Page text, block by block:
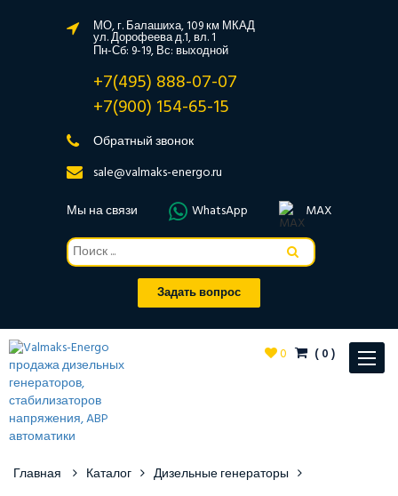
МО, г. Балашиха, 109 км МКАД
ул. Дорофеева д.1, вл. 1
Пн-Сб: 9-19, Вс: выходной
+7(495) 888-07-07
+7(900) 154-65-15
Обратный звонок
sale@valmaks-energo.ru
Мы на связи
WhatsApp MAX
Задать вопрос
Toggle
0 (0)
Главная Каталог Дизельные генераторы